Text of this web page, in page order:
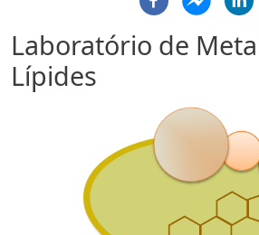
Laboratório de
Lípides